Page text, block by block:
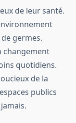
de leur santé.
germes.
changement
quotidiens.
de la
publics